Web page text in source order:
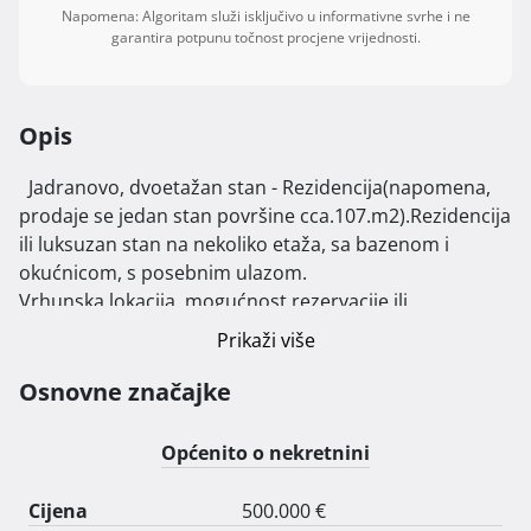
Napomena: Algoritam služi isključivo u informativne svrhe i ne
garantira potpunu točnost procjene vrijednosti.
Opis
prodaje se jedan stan površine cca.107.m2).Rezidencija
ili luksuzan stan na nekoliko etaža, sa bazenom i
okućnicom, s posebnim ulazom.
Vrhunska lokacija, mogućnost rezervacije ili
predbilježbe za kupovinu, Rezidencije-stana koji će se
Smokovo. Izuzetno zanimljiva lokacija sa fantastičnim
pogledom na more ,Krk, Cres i cijeli Kvarner. Ispred i
iza parcele po prostornoj dokumentaciji nije
dozvoljena gradnja-zeleni pojas. Iznad zgrade
cca.500.metara predviđena je buduća obilaznica
Prikaži više
Osnovne značajke
Općenito o nekretnini
Cijena
500.000 €